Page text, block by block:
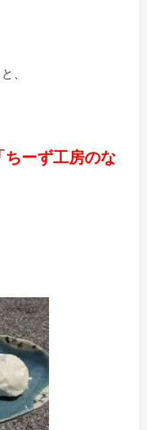
、
ちーず工房のな